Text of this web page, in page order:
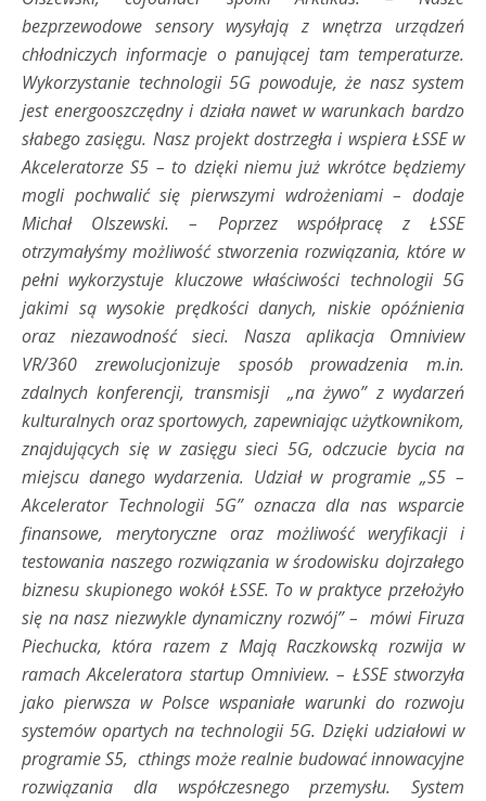
bezprzewodowe sensory wysyłają z wnętrza urządzeń
chłodniczych informacje o panującej tam temperaturze.
Wykorzystanie technologii 5G powoduje, że nasz system
jest energooszczędny i działa nawet w warunkach bardzo
słabego zasięgu. Nasz projekt dostrzegła i wspiera ŁSSE w
Akceleratorze S5 – to dzięki niemu już wkrótce będziemy
mogli pochwalić się pierwszymi wdrożeniami – dodaje
Michał Olszewski. – Poprzez współpracę z ŁSSE
otrzymałyśmy możliwość stworzenia rozwiązania, które w
pełni wykorzystuje kluczowe właściwości technologii 5G
jakimi są wysokie prędkości danych, niskie opóźnienia
oraz niezawodność sieci. Nasza aplikacja Omniview
VR/360 zrewolucjonizuje sposób prowadzenia m.in.
zdalnych konferencji, transmisji „na żywo” z wydarzeń
kulturalnych oraz sportowych, zapewniając użytkownikom,
znajdujących się w zasięgu sieci 5G, odczucie bycia na
miejscu danego wydarzenia. Udział w programie „S5 –
Akcelerator Technologii 5G” oznacza dla nas wsparcie
finansowe, merytoryczne oraz możliwość weryfikacji i
testowania naszego rozwiązania w środowisku dojrzałego
biznesu skupionego wokół ŁSSE. To w praktyce przełożyło
się na nasz niezwykle dynamiczny rozwój” – mówi Firuza
Piechucka, która razem z Mają Raczkowską rozwija w
ramach Akceleratora startup Omniview. – ŁSSE stworzyła
jako pierwsza w Polsce wspaniałe warunki do rozwoju
systemów opartych na technologii 5G. Dzięki udziałowi w
programie S5, cthings może realnie budować innowacyjne
rozwiązania dla współczesnego przemysłu. System